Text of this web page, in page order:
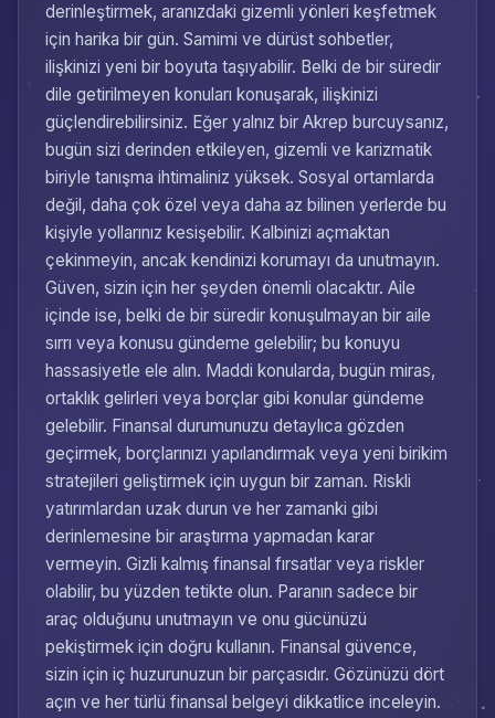
derinleştirmek, aranızdaki gizemli yönleri keşfetmek
için harika bir gün. Samimi ve dürüst sohbetler,
ilişkinizi yeni bir boyuta taşıyabilir. Belki de bir süredir
dile getirilmeyen konuları konuşarak, ilişkinizi
güçlendirebilirsiniz. Eğer yalnız bir Akrep burcuysanız,
bugün sizi derinden etkileyen, gizemli ve karizmatik
biriyle tanışma ihtimaliniz yüksek. Sosyal ortamlarda
değil, daha çok özel veya daha az bilinen yerlerde bu
kişiyle yollarınız kesişebilir. Kalbinizi açmaktan
çekinmeyin, ancak kendinizi korumayı da unutmayın.
Güven, sizin için her şeyden önemli olacaktır. Aile
içinde ise, belki de bir süredir konuşulmayan bir aile
sırrı veya konusu gündeme gelebilir; bu konuyu
hassasiyetle ele alın. Maddi konularda, bugün miras,
ortaklık gelirleri veya borçlar gibi konular gündeme
gelebilir. Finansal durumunuzu detaylıca gözden
geçirmek, borçlarınızı yapılandırmak veya yeni birikim
stratejileri geliştirmek için uygun bir zaman. Riskli
yatırımlardan uzak durun ve her zamanki gibi
derinlemesine bir araştırma yapmadan karar
vermeyin. Gizli kalmış finansal fırsatlar veya riskler
olabilir, bu yüzden tetikte olun. Paranın sadece bir
araç olduğunu unutmayın ve onu gücünüzü
pekiştirmek için doğru kullanın. Finansal güvence,
sizin için iç huzurunuzun bir parçasıdır. Gözünüzü dört
açın ve her türlü finansal belgeyi dikkatlice inceleyin.